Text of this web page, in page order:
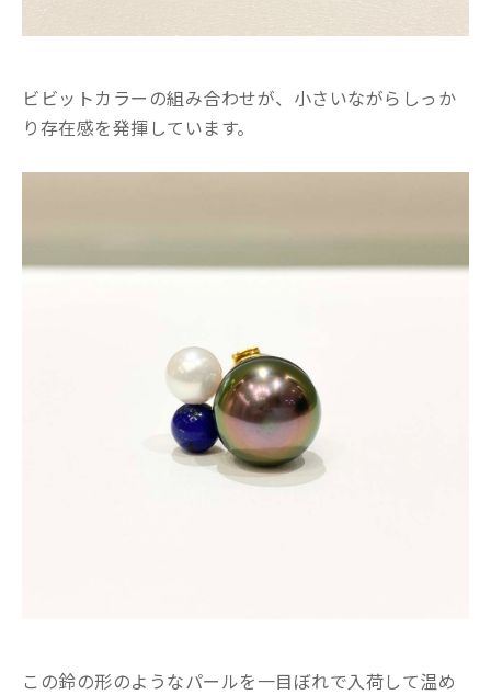
ビビットカラーの組み合わせが、小さいながらしっか
り存在感を発揮しています。
この鈴の形のようなパールを一目ぼれで入荷して温め